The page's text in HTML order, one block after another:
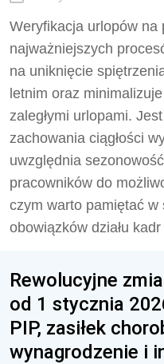
Weryfikacja urlopów na
najważniejszych
na uniknięcie
letnim oraz
zaległymi urlopami.
zachowania ciągłości
uwzględnia
pracowników do
czym warto pamiętać
obowiązków działu kadr
Rewolucyjne
od 1 stycznia
PIP, zasiłek
wynagrodzenie i